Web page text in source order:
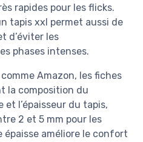
rapides pour les flicks.
tapis xxl permet aussi de
d’éviter les
phases intenses.
Amazon, les fiches
la composition du
l’épaisseur du tapis,
2 et 5 mm pour les
épaisse améliore le confort